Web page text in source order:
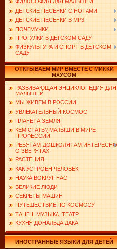
ФИЛОСОФИЯ ДЛЯ МАЛЫШЕЙ
ДЕТСКИЕ ПЕСЕНКИ С НОТАМИ
ДЕТСКИЕ ПЕСЕНКИ В MP3
ПОЧЕМУЧКИ
ПРОГУЛКИ В ДЕТСКОМ САДУ
ФИЗКУЛЬТУРА И СПОРТ В ДЕТСКОМ
САДУ
ОТКРЫВАЕМ МИР ВМЕСТЕ С МИККИ
МАУСОМ
РАЗВИВАЮЩАЯ ЭНЦИКЛОПЕДИЯ ДЛЯ
МАЛЫШЕЙ
МЫ ЖИВЕМ В РОССИИ
УВЛЕКАТЕЛЬНЫЙ КОСМОС
ПЛАНЕТА ЗЕМЛЯ
КЕМ СТАТЬ? МАЛЫШИ В МИРЕ
ПРОФЕССИЙ
РЕБЯТАМ-ДОШКОЛЯТАМ ИНТЕРЕСНО
О ЗВЕРЯТАХ
РАСТЕНИЯ
КАК УСТРОЕН ЧЕЛОВЕК
НАУКА ВОКРУГ НАС
ВЕЛИКИЕ ЛЮДИ
СЕКРЕТЫ МАШИН
ПУТЕШЕСТВИЕ ПО КОСМОСУ
ТАНЕЦ. МУЗЫКА. ТЕАТР
КУХНЯ ДОНАЛЬДА ДАКА
ИНОСТРАННЫЕ ЯЗЫКИ ДЛЯ ДЕТЕЙ